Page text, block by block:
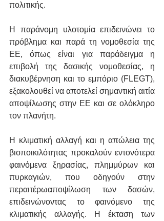
πολιτικής.
Η παράνομη υλοτομία επιδεινώνει το
πρόβλημα και παρά τη νομοθεσία της
ΕΕ, όπως είναι για παράδειγμα η
επιβολή της δασικής νομοθεσίας, η
διακυβέρνηση και το εμπόριο (FLEGT),
εξακολουθεί να αποτελεί σημαντική αιτία
αποψίλωσης στην ΕΕ και σε ολόκληρο
τον πλανήτη.
Η κλιματική αλλαγή και η απώλεια της
βιοποικιλότητας προκαλούν εντονότερα
φαινόμενα ξηρασίας, πλημμύρων και
πυρκαγιών, που οδηγούν στην
περαιτέρωαποψίλωση των δασών,
επιδεινώνοντας το φαινόμενο της
κλιματικής αλλαγής. Η έκταση των